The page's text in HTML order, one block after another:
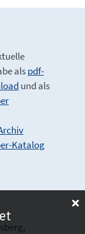
alspdf-
und als
Katalog